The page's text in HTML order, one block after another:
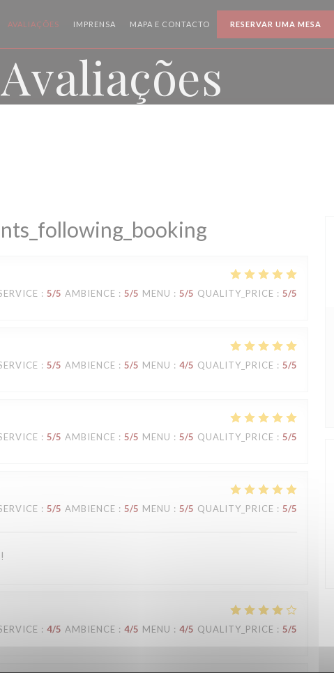
AVALIAÇÕES IMPRENSA MAPA E CONTACTO RESERVAR UMA MESA
Avaliações
: 5/5 AMBIENCE : 5/5 MENU : 5/5 QUALITY_PRICE : 5/5
: 5/5 AMBIENCE : 5/5 MENU : 4/5 QUALITY_PRICE : 5/5
: 5/5 AMBIENCE : 5/5 MENU : 5/5 QUALITY_PRICE : 5/5
: 5/5 AMBIENCE : 5/5 MENU : 5/5 QUALITY_PRICE : 5/5
: 4/5 AMBIENCE : 4/5 MENU : 4/5 QUALITY_PRICE : 5/5